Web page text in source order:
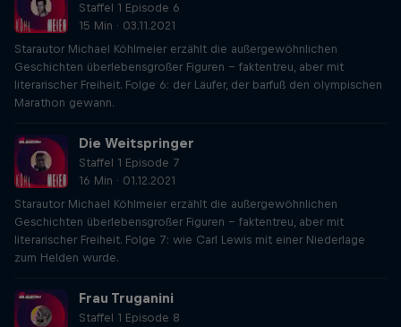
Staffel 1 Episode 6
15 Min · 03.11.2021
Starautor Michael Köhlmeier erzählt die außergewöhnlichen
Geschichten überlebensgroßer Figuren – faktentreu, aber mit
literarischer Freiheit. Folge 6: der Läufer, der barfuß den olympischen
Marathon gewann.
Die Weitspringer
Staffel 1 Episode 7
16 Min · 01.12.2021
Starautor Michael Köhlmeier erzählt die außergewöhnlichen
Geschichten überlebensgroßer Figuren – faktentreu, aber mit
literarischer Freiheit. Folge 7: wie Carl Lewis mit einer Niederlage
zum Helden wurde.
Frau Truganini
Staffel 1 Episode 8